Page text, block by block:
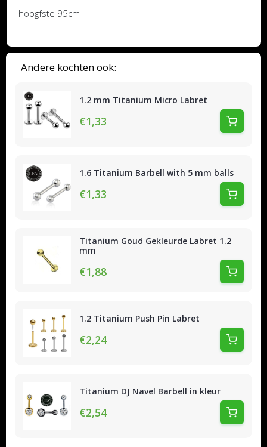
Andere kochten ook:
1.2 mm Titanium Micro Labret
€1,33
1.6 Titanium Barbell with 5 mm balls
€1,33
Titanium Goud Gekleurde Labret 1.2
mm
€1,88
1.2 Titanium Push Pin Labret
€2,24
Titanium DJ Navel Barbell in kleur
€2,54
hoogfste 95cm